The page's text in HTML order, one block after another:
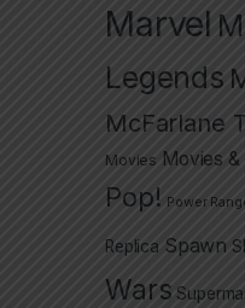
Marvel
Legends
McFarlane
Movies Movies &
Pop! Power
Replica Spawn
Wars